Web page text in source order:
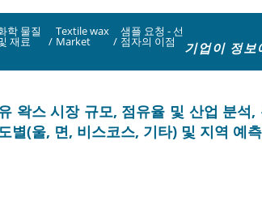
학 물질
재료 /
Textile wax
Market /
샘플 요청 - 선
점자의 이점 기업이 정
왁스 시장 규모, 점유율 및 산업 분석
별(울, 면, 비스코스, 기타) 및 지역 예